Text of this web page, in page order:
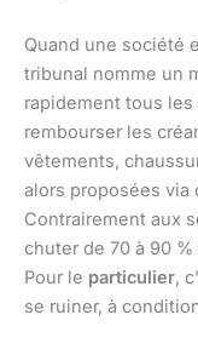
Quand une société
tribunal nomme un
rapidement tous
rembourser les
vêtements,
alors proposées via
Contrairement aux
chuter de 70 à 90
Pour le particulier,
se ruiner, à